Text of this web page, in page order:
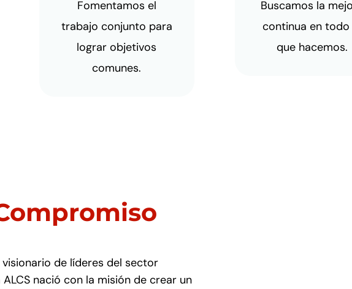
Fomentamos el
trabajo conjunto para
lograr objetivos
comunes.
Buscamos la
continua en
que hacemos.
de líderes del sector
nació con la misión de crear un